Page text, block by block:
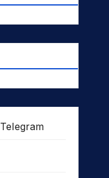
Telegram